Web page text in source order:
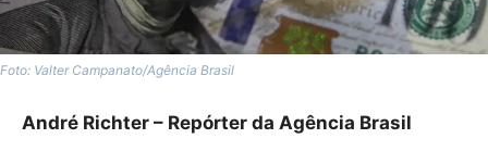
Foto: Valter Campanato/Agência Brasil
André Richter – Repórter da Agência Brasil